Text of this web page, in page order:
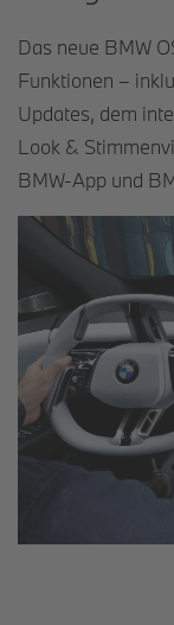
Das neue BMW
Funktionen –
Updates, dem
Look &
BMW-App und